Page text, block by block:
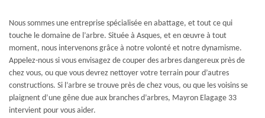
Nous sommes une entreprise spécialisée en abattage, et tout ce qui
touche le domaine de l’arbre. Située à Asques, et en œuvre à tout
moment, nous intervenons grâce à notre volonté et notre dynamisme.
Appelez-nous si vous envisagez de couper des arbres dangereux près de
chez vous, ou que vous devrez nettoyer votre terrain pour d’autres
constructions. Si l’arbre se trouve près de chez vous, ou que les voisins se
plaignent d’une gêne due aux branches d’arbres, Mayron Elagage 33
intervient pour vous aider.